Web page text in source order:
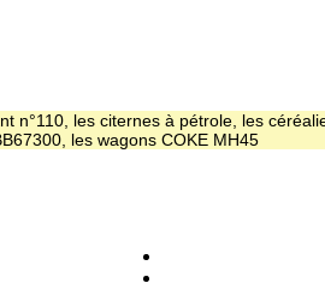
les citernes à pétrole, les
les wagons COKE MH45